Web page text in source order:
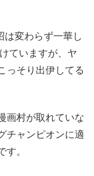
は変わらず一華し
ていますが、ヤ
っそり出伊してる
画村が取れていな
チャンピオンに適
す。